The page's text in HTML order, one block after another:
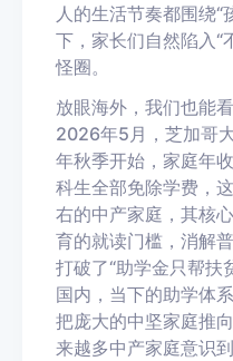
人的生活节奏都围绕“
下，家长们自然陷入“
怪圈。
放眼海外，我们也能
2026年5月，芝加哥
年秋季开始，家庭年
科生全部免除学费，
右的中产家庭，其核
育的就读门槛，消解
打破了“助学金只帮扶
国内，当下的助学体
把庞大的中坚家庭推
来越多中产家庭意识